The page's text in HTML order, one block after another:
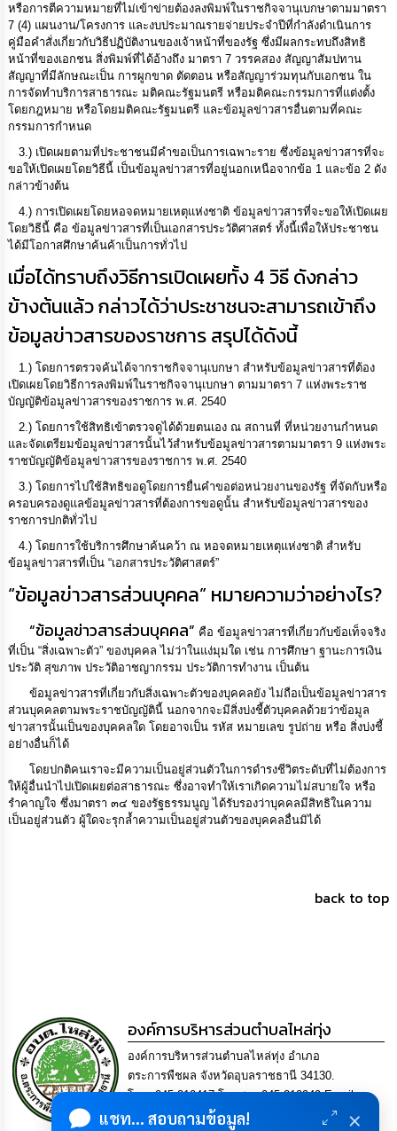
e-
Service
กิจการ
สภา
กิจการ
สภา
ท้อง
ถิ่น
ของ
เรา
การ
จัดการ
ความ
รู้
ข้อมูล
การ
ติดต่อ
หรือการตีความหมายที่ไม่เข้าข่ายต้องลงพิมพ์ในราชกิจจานุเบกษาตามมาตรา
7 (4) แผนงาน/โครงการ และงบประมาณรายจ่ายประจำปีที่กำลังดำเนินการ
คู่มือคำสั่งเกี่ยวกับวิธีปฏิบัติงานของเจ้าหน้าที่ของรัฐ ซึ่งมีผลกระทบถึงสิทธิ
หน้าที่ของเอกชน สิ่งพิมพ์ที่ได้อ้างถึง มาตรา 7 วรรคสอง สัญญาสัมปทาน
สัญญาที่มีลักษณะเป็น การผูกขาด ตัดตอน หรือสัญญาร่วมทุนกับเอกชน ใน
การจัดทำบริการสาธารณะ มติคณะรัฐมนตรี หรือมติคณะกรรมการที่แต่งตั้ง
โดยกฎหมาย หรือโดยมติคณะรัฐมนตรี และข้อมูลข่าวสารอื่นตามที่คณะ
กรรมการกำหนด
3.) เปิดเผยตามที่ประชาชนมีคำขอเป็นการเฉพาะราย ซึ่งข้อมูลข่าวสารที่จะ
ขอให้เปิดเผยโดยวิธีนี้ เป็นข้อมูลข่าวสารที่อยู่นอกเหนือจากข้อ 1 และข้อ 2 ดัง
กล่าวข้างต้น
4.) การเปิดเผยโดยหอจดหมายเหตุแห่งชาติ ข้อมูลข่าวสารที่จะขอให้เปิดเผย
โดยวิธีนี้ คือ ข้อมูลข่าวสารที่เป็นเอกสารประวัติศาสตร์ ทั้งนี้เพื่อให้ประชาชน
ได้มีโอกาสศึกษาค้นค้าเป็นการทั่วไป
เมื่อได้ทราบถึงวิธีการเปิดเผยทั้ง 4 วิธี ดังกล่าว
ข้างต้นแล้ว กล่าวได้ว่าประชาชนจะสามารถเข้าถึง
ข้อมูลข่าวสารของราชการ สรุปได้ดังนี้
1.) โดยการตรวจค้นได้จากราชกิจจานุเบกษา สำหรับข้อมูลข่าวสารที่ต้อง
เปิดเผยโดยวิธีการลงพิมพ์ในราชกิจจานุเบกษา ตามมาตรา 7 แห่งพระราช
บัญญัติข้อมูลข่าวสารของราชการ พ.ศ. 2540
2.) โดยการใช้สิทธิเข้าตรวจดูได้ด้วยตนเอง ณ สถานที่ ที่หน่วยงานกำหนด
และจัดเตรียมข้อมูลข่าวสารนั้นไว้สำหรับข้อมูลข่าวสารตามมาตรา 9 แห่งพระ
ราชบัญญัติข้อมูลข่าวสารของราชการ พ.ศ. 2540
3.) โดยการไปใช้สิทธิขอดูโดยการยื่นคำขอต่อหน่วยงานของรัฐ ที่จัดกับหรือ
ครอบครองดูแลข้อมูลข่าวสารที่ต้องการขอดูนั้น สำหรับข้อมูลข่าวสารของ
ราชการปกติทั่วไป
4.) โดยการใช้บริการศึกษาค้นคว้า ณ หอจดหมายเหตุแห่งชาติ สำหรับ
ข้อมูลข่าวสารที่เป็น “เอกสารประวัติศาสตร์”
“ข้อมูลข่าวสารส่วนบุคคล” หมายความว่าอย่างไร?
“ข้อมูลข่าวสารส่วนบุคคล” คือ ข้อมูลข่าวสารที่เกี่ยวกับข้อเท็จจริง
ที่เป็น “สิ่งเฉพาะตัว” ของบุคคล ไม่ว่าในแง่มุมใด เช่น การศึกษา ฐานะการเงิน
ประวัติ สุขภาพ ประวัติอาชญากรรม ประวัติการทำงาน เป็นต้น
ข้อมูลข่าวสารที่เกี่ยวกับสิ่งเฉพาะตัวของบุคคลยัง ไม่ถือเป็นข้อมูลข่าวสาร
ส่วนบุคคลตามพระราชบัญญัตินี้ นอกจากจะมีสิ่งบ่งชี้ตัวบุคคลด้วยว่าข้อมูล
ข่าวสารนั้นเป็นของบุคคลใด โดยอาจเป็น รหัส หมายเลข รูปถ่าย หรือ สิ่งบ่งชี้
อย่างอื่นก็ได้
โดยปกติคนเราจะมีความเป็นอยู่ส่วนตัวในการดำรงชีวิตระดับที่ไม่ต้องการ
ให้ผู้อื่นนำไปเปิดเผยต่อสาธารณะ ซึ่งอาจทำให้เราเกิดความไม่สบายใจ หรือ
รำคาญใจ ซึ่งมาตรา ๓๔ ของรัฐธรรมนูญ ได้รับรองว่าบุคคลมีสิทธิในความ
เป็นอยู่ส่วนตัว ผู้ใดจะรุกล้ำความเป็นอยู่ส่วนตัวของบุคคลอื่นมิได้
back to top
องค์การบริหารส่วนตำบลไหล่ทุ่ง
องค์การบริหารส่วนตำบลไหล่ทุ่ง อำเภอ
ตระการพืชผล จังหวัดอุบลราชธานี 34130.
โทร. 045-210417 โทรสาร 045-210949 Email
saraban-laithung@lgo.mail.go.th
แชท... สอบถามข้อมูล! ×